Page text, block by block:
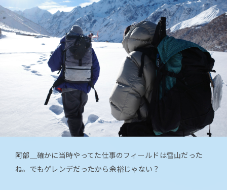
阿部＿ 確かに当時やってた仕事のフィールドは雪山だった
ね。でもゲレンデだったから余裕じゃない？